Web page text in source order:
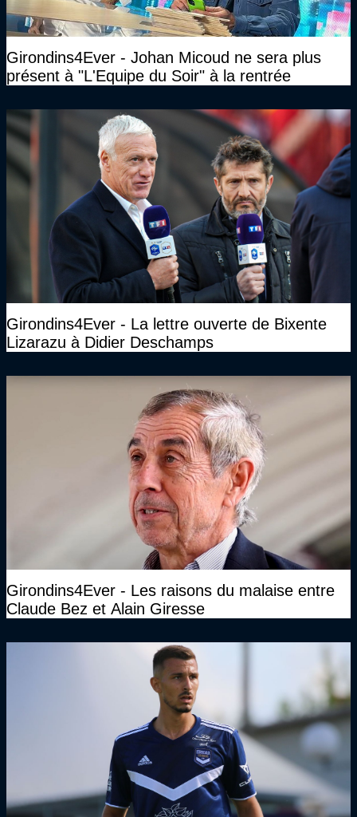
Girondins4Ever - Johan Micoud ne sera plus
présent à "L'Equipe du Soir" à la rentrée
Girondins4Ever - La lettre ouverte de Bixente
Lizarazu à Didier Deschamps
Girondins4Ever - Les raisons du malaise entre
Claude Bez et Alain Giresse